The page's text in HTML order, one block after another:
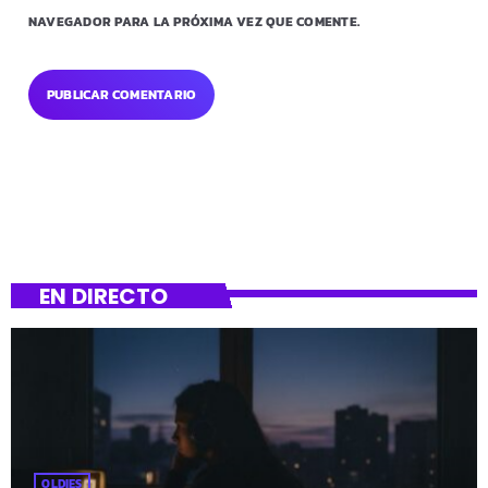
NAVEGADOR PARA LA PRÓXIMA VEZ QUE COMENTE.
EN DIRECTO
OLDIES